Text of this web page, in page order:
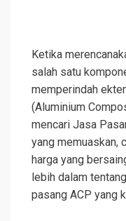
Ketika
salah satu
memperindah
(Aluminium
mencari Jasa
yang memuaskan,
harga yang
lebih dalam
pasang ACP yang